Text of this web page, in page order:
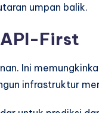
umpan balik.
First
Ini
infrastruktur